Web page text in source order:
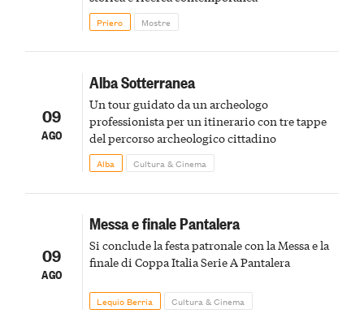
Priero Mostre
09
AGO
Alba Sotterranea
Un tour guidato da un archeologo
professionista per un itinerario con tre tappe
del percorso archeologico cittadino
Alba Cultura & Cinema
09
AGO
Messa e finale Pantalera
Si conclude la festa patronale con la Messa e la
finale di Coppa Italia Serie A Pantalera
Lequio Berria Cultura & Cinema